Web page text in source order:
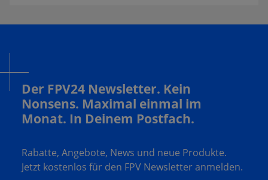
Der FPV24 Newsletter. Kein
Nonsens. Maximal einmal im
Monat. In Deinem Postfach.
Rabatte, Angebote, News und neue Produkte.
Jetzt kostenlos für den FPV Newsletter anmelden.